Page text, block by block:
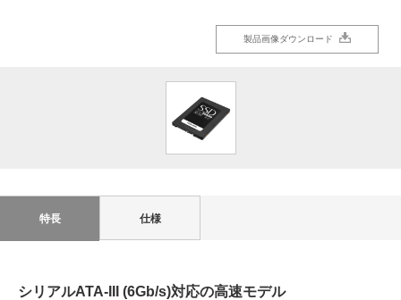
製品画像ダウンロード
特長 仕様
シリアルATA-III (6Gb/s)対応の高速モデル